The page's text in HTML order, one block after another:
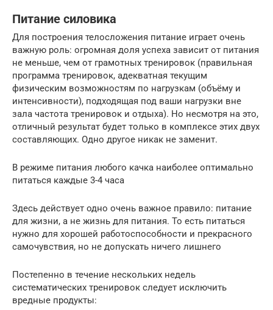
Питание силовика
Для построения телосложения питание играет очень
важную роль: огромная доля успеха зависит от питания
не меньше, чем от грамотных тренировок (правильная
программа тренировок, адекватная текущим
физическим возможностям по нагрузкам (объёму и
интенсивности), подходящая под ваши нагрузки вне
зала частота тренировок и отдыха). Но несмотря на это,
отличный результат будет только в комплексе этих двух
составляющих. Одно другое никак не заменит.
В режиме питания любого качка наиболее оптимально
питаться каждые 3-4 часа
Здесь действует одно очень важное правило: питание
для жизни, а не жизнь для питания. То есть питаться
нужно для хорошей работоспособности и прекрасного
самочувствия, но не допускать ничего лишнего
Постепенно в течение нескольких недель
систематических тренировок следует исключить
вредные продукты: